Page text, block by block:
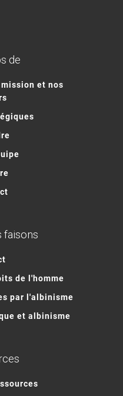
de
et nos
faisons
de l'homme
par l'albinisme
et albinisme